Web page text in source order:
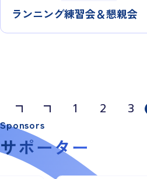
ランニング練習会＆懇親会
1 2 3
Sponsors
サポーター